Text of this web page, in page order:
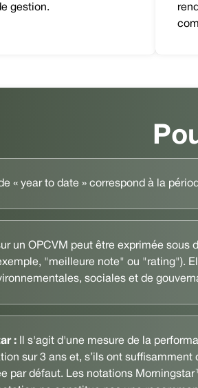
gestion.
« year to date » correspond à la
un OPCVM peut être exprimée
"meilleure note" ou "rating").
sociales et de
: Il s'agit d'une mesure de la
sur 3 ans et, s’ils ont
par défaut. Les notations